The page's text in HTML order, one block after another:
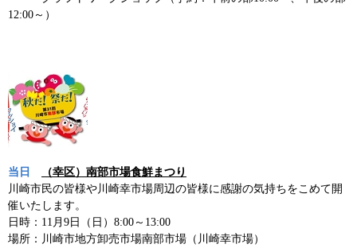
12:00～）
当日
（幸区）南部市場食鮮まつり
川崎市民の皆様や川崎幸市場周辺の皆様に感謝の気持ちをこめて開
催いたします。
日時：11月9日（日）8:00～13:00
場所：川崎市地方卸売市場南部市場（川崎幸市場）